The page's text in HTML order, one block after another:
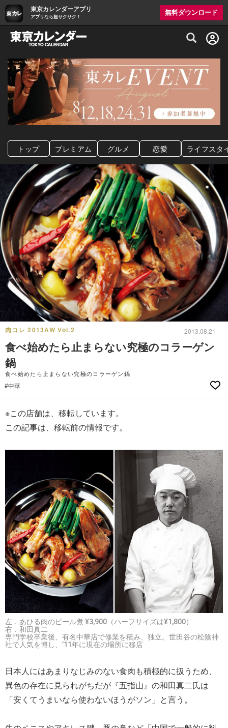
東京カレンダーアプリ
アプリなら超サクサク！
無料ダウンロード
グルメ情報・プレミアムレストラン予約
トップ プレミアム グルメ 恋愛 ライフスタ
肉コレ 2013AW Vol.2 2013.08.21
食べ始めたら止まらない究極のコラーゲン
鍋
食べ始めたら止まらない究極のコラーゲン鍋
#中華
※この店舗は、移転しています。
この記事は、移転前の情報です。
左．あひる肉のビール煮 ¥3,900（ハーフサイズは¥1,800）
右．和田真二
専門学校卒業後、有名中華店で修業を積み、独立。世田谷の松陰神
社で人気を博し、’11年に現在の場所に移店
日本人にはあまりなじみのない食肉も積極的に扱うため、
異色の存在に見られがちだが『五指山』の和田真二氏は
「安くてうまいなら使わないほうがソン」と言う。